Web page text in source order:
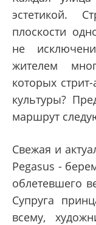
эстетикой.
плоскости
не
жителем
которых
культуры?
маршрут
Свежая и
Pegasus -
облетевшего
Супруга
всему,